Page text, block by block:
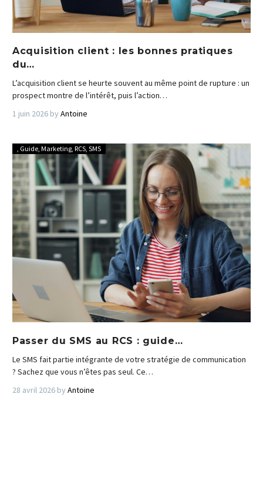
Acquisition client : les bonnes pratiques
du…
L’acquisition client se heurte souvent au même point de rupture : un
prospect montre de l’intérêt, puis l’action…
1 juin 2026 by Antoine
Guide Marketing RCS SMS
Passer du SMS au RCS : guide…
Le SMS fait partie intégrante de votre stratégie de communication
? Sachez que vous n’êtes pas seul. Ce…
28 avril 2026 by Antoine